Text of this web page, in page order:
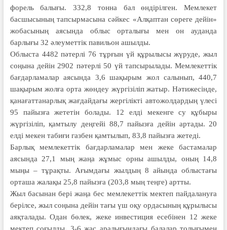
форель балығы. 332,8 тонна бал өндірілген. Мемлекет
басшысының тапсырмасына сәйкес «Алқаптан сөреге дейін»
жобасының аясында облыс орталығы мен он ауданда
барлығы 32 әлеуметтік павильон ашылды.
Облыста 4482 пәтерлі 76 тұрғын үй құрылысы жүруде, жыл
соңына дейін 2902 пәтерлі 50 үй тапсырылады. Мемлекеттік
бағдарламалар аясында 3,6 шақырым жол салынып, 440,7
шақырым жолға орта жөндеу жүргізіліп жатыр. Нәтижесінде,
қанағаттанарлық жағдайдағы жергілікті автожолдардың үлесі
95 пайызға жететін болады. 12 елді мекенге су құбыры
жүргізіліп, қамтылу деңгейі 88,7 пайызға дейін артады. 20
елді мекен табиғи газбен қамтылып, 83,8 пайызға жетеді.
Барлық мемлекеттік бағдарламалар мен жеке бастамалар
аясында 27,1 мың жаңа жұмыс орны ашылды, оның 14,8
мыңы – тұрақты. Ағымдағы жылдың 8 айында облыстағы
орташа жалақы 25,8 пайызға (203,8 мың теңге) артты.
Жыл басынан бері жаңа бес мемлекеттік мектеп пайдалануға
берілсе, жыл соңына дейін тағы үш оқу ордасының құрылысы
аяқталады. Одан бөлек, жеке инвестиция есебінен 12 жеке
мектеп соғылды. 3-6 жас аралығындағы балалар толығымен